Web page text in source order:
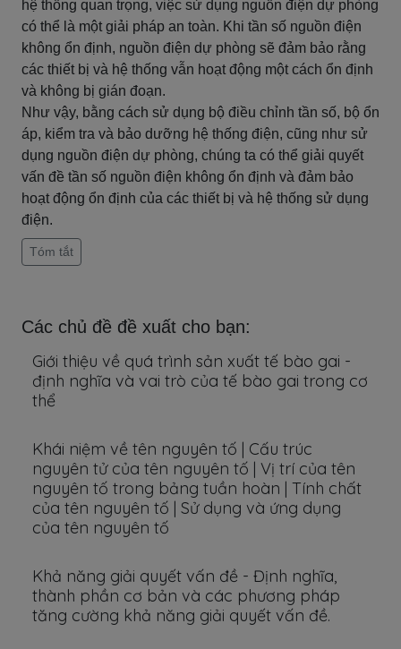
hệ thống quan trọng, việc sử dụng nguồn điện dự phòng
có thể là một giải pháp an toàn. Khi tần số nguồn điện
không ổn định, nguồn điện dự phòng sẽ đảm bảo rằng
các thiết bị và hệ thống vẫn hoạt động một cách ổn định
và không bị gián đoạn.
Như vậy, bằng cách sử dụng bộ điều chỉnh tần số, bộ ổn
áp, kiểm tra và bảo dưỡng hệ thống điện, cũng như sử
dụng nguồn điện dự phòng, chúng ta có thể giải quyết
vấn đề tần số nguồn điện không ổn định và đảm bảo
hoạt động ổn định của các thiết bị và hệ thống sử dụng
điện.
Tóm tắt
Các chủ đề đề xuất cho bạn:
Giới thiệu về quá trình sản xuất tế bào gai -
định nghĩa và vai trò của tế bào gai trong cơ
thể
Khái niệm về tên nguyên tố | Cấu trúc
nguyên tử của tên nguyên tố | Vị trí của tên
nguyên tố trong bảng tuần hoàn | Tính chất
của tên nguyên tố | Sử dụng và ứng dụng
của tên nguyên tố
Khả năng giải quyết vấn đề - Định nghĩa,
thành phần cơ bản và các phương pháp
tăng cường khả năng giải quyết vấn đề.